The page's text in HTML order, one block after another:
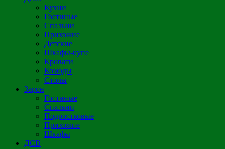
Кухни
Гостиные
Спальни
Прихожие
Детские
Шкафы-купе
Кровати
Комоды
Столы
Зарон
Гостиные
Спальни
Подростковые
Прихожие
Шкафы
ДСВ